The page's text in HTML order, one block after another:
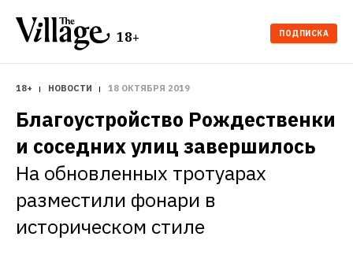
18+ ПОДПИСКА
18+ НОВОСТИ 18 ОКТЯБРЯ 2019
Благоустройство Рождественки
и соседних улиц завершилось
На обновленных тротуарах
разместили фонари в
историческом стиле